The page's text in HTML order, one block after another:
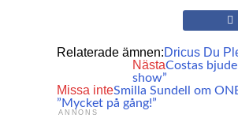
Relaterade ämnen:Dricus Du
NästaCostas
show”
Missa inteSmilla Sundell om
”Mycket på gång!”
ANNONS